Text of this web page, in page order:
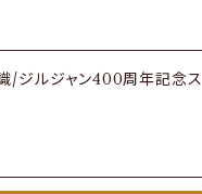
/ジルジャン400周年記念ス